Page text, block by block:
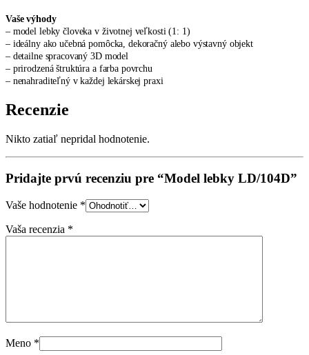
Vaše výhody
– model lebky človeka v životnej veľkosti (1: 1)
– ideálny ako učebná pomôcka, dekoračný alebo výstavný objekt
– detailne spracovaný 3D model
– prirodzená štruktúra a farba povrchu
– nenahraditeľný v každej lekárskej praxi
Recenzie
Nikto zatiaľ nepridal hodnotenie.
Pridajte prvú recenziu pre “Model lebky LD/104D”
Vaše hodnotenie *
Vaša recenzia *
Meno *